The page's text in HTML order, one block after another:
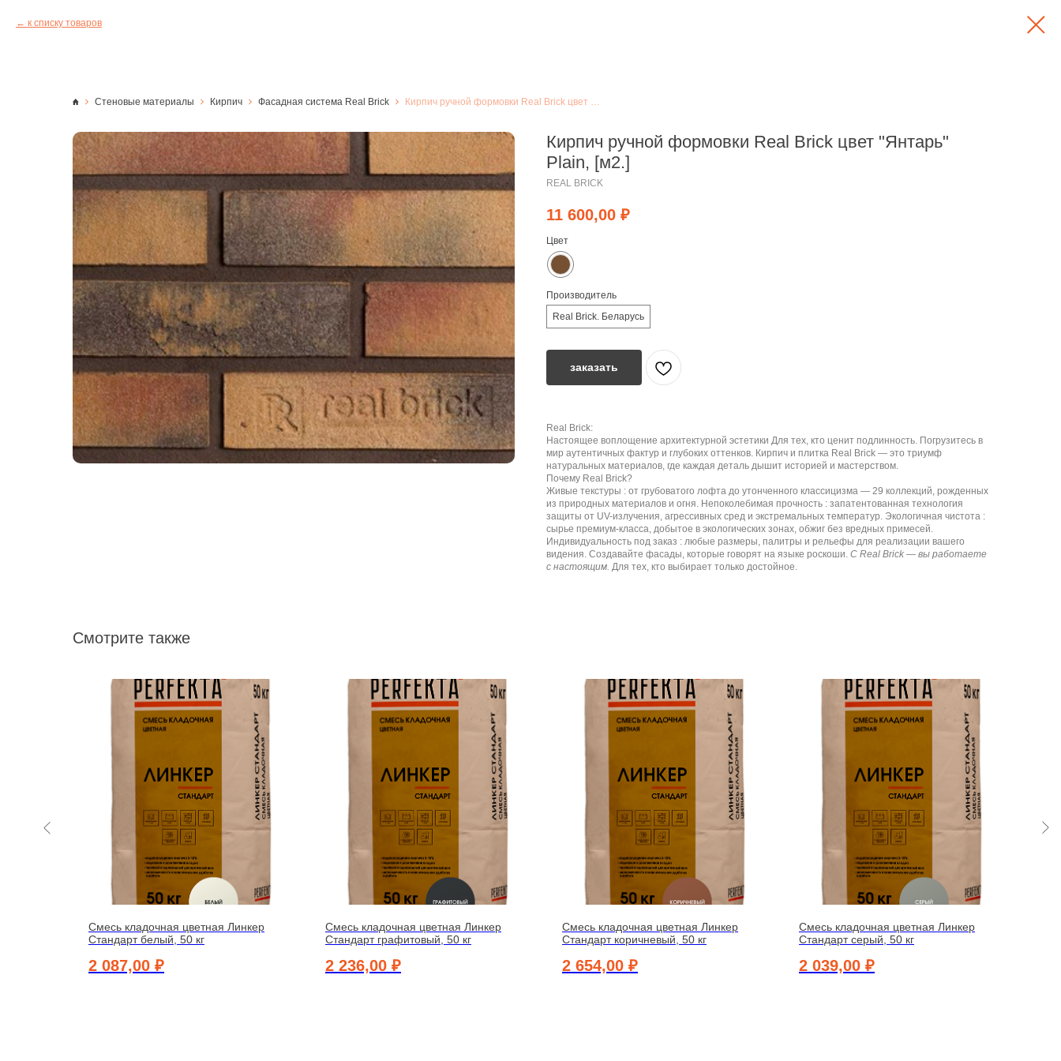
к списку товаров
Стеновые материалы Кирпич Фасадная система Real Brick
Кирпич ручной формовки Real Brick цвет "Янтарь"
Plain, [м2.]
REAL BRICK
11 600,00 ₽
Цвет
Производитель
Real Brick. Беларусь
заказать
Real Brick:
Настоящее воплощение архитектурной эстетики Для тех, кто ценит подлинность. Погрузитесь в
мир аутентичных фактур и глубоких оттенков. Кирпич и плитка Real Brick — это триумф
натуральных материалов, где каждая деталь дышит историей и мастерством.
Почему Real Brick?
Живые текстуры : от грубоватого лофта до утонченного классицизма — 29 коллекций, рожденных
из природных материалов и огня. Непоколебимая прочность : запатентованная технология
защиты от UV-излучения, агрессивных сред и экстремальных температур. Экологичная чистота :
сырье премиум-класса, добытое в экологических зонах, обжиг без вредных примесей.
Индивидуальность под заказ : любые размеры, палитры и рельефы для реализации вашего
видения. Создавайте фасады, которые говорят на языке роскоши. С Real Brick — вы работаете
с настоящим. Для тех, кто выбирает только достойное.
Смотрите также
Смесь кладочная цветная Линкер
Стандарт белый, 50 кг
2 087,00 ₽
Смесь кладочная цветная Линкер
Стандарт графитовый, 50 кг
2 236,00 ₽
Смесь кладочная цветная Линкер
Стандарт коричневый, 50 кг
2 654,00 ₽
Смесь кладочная цветная Линкер
Стандарт серый, 50 кг
2 039,00 ₽